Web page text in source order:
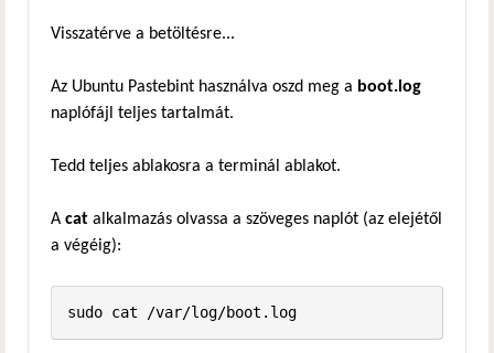
Visszatérve a betöltésre...
Az Ubuntu Pastebint használva oszd meg a boot.log
naplófájl teljes tartalmát.
Tedd teljes ablakosra a terminál ablakot.
A cat alkalmazás olvassa a szöveges naplót (az elejétől
a végéig):
sudo cat /var/log/boot.log